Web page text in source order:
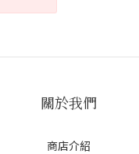
關於我們
商店介紹